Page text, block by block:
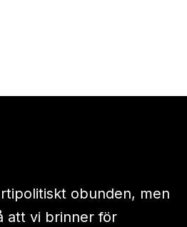
obunden, men
att vi brinner för